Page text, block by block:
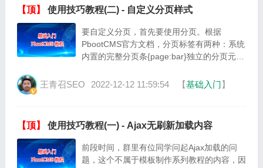
【顶】 使用技巧教程(二) - 自定义分页样式
要自定义分页，首先要使用分页。根据
PbootCMS官方文档，分页标签有两种：系统
内置的完整分页条{page:bar}独立的分页元素
{page:coun···
王青召SEO 2022-12-12 11:59:54 【基础入门】
【顶】 使用技巧教程(一) - Ajax无刷新加载内容
前段时间，群里有位同学问起Ajax加载的问
题，这个不属于模板制作系列教程的内容，因